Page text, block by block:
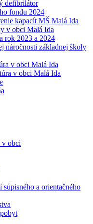
defibrilátor
fondu 2024
kapacít MŠ Malá Ida
v obci Malá Ida
rok 2023 a 2024
náročnosti základnej školy
v obci Malá Ida
v obci Malá Ida
v obci
a orientačného